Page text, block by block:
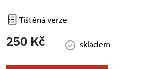
Tištěná verze
250 Kč skladem